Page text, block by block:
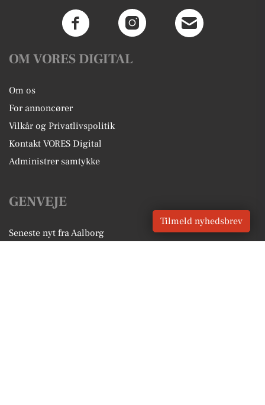
OM VORES DIGITAL
Om os
For annoncører
Vilkår og Privatlivspolitik
Kontakt VORES Digital
Administrer samtykke
GENVEJE
Seneste nyt fra Aalborg
Tilmeld nyhedsbrev